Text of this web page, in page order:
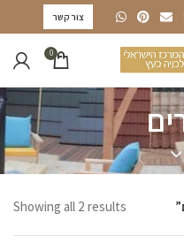
צור קשר
0
Showing all 2 results